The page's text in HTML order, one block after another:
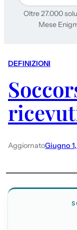
Oltre 27.000
Mese
DEFINIZIONI
AggiornatoGiugno